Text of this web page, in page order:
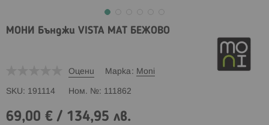
МОНИ Бънджи VISTA МАТ БЕЖОВО
Оцени Марка Moni
SKU 191114 Ном. № 111862
69,00 € / 134,95 лв.